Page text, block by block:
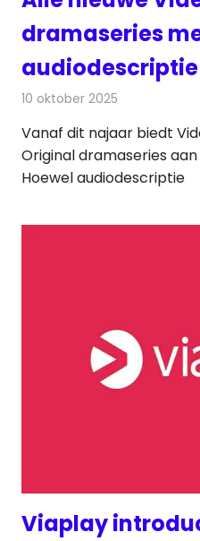
dramaseries
audiodescriptie
10 oktober 2025
Vanaf dit najaar biedt
Original dramaseries
Hoewel audiodescriptie
Viaplay